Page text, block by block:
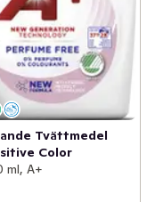
Tvättmedel
Color
ml, A+